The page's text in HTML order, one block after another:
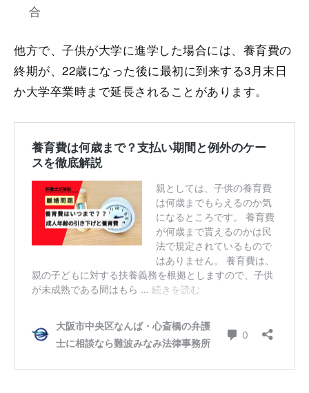
合
他方で、子供が大学に進学した場合には、養育費の
終期が、22歳になった後に最初に到来する3月末日
か大学卒業時まで延長されることがあります。